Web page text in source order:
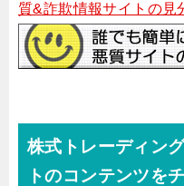
質&詐欺情報サイトの見
株式トレーディン
トのコンテンツを